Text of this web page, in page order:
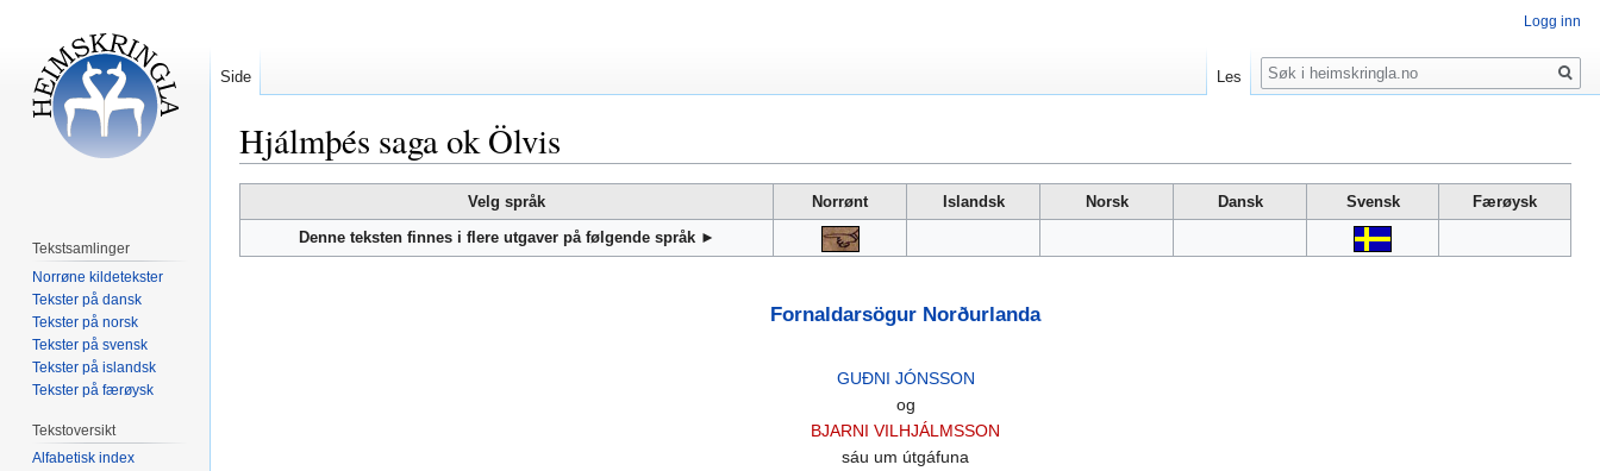
Hjálmþés saga ok Ölvis
til
navigering
til
Velg språk Norrønt Islandsk Norsk Dansk Svensk
Færøysk
Denne teksten finnes i flere utgaver på følgende språk ►
Fornaldarsögur Norðurlanda
GUÐNI JÓNSSON
og
BJARNI VILHJÁLMSSON
sáu um útgáfuna
Logg inn
Side Les
Søk
Tekstsamlinger
Norrøne kildetekster
Tekster på dansk
Tekster på norsk
Tekster på svensk
Tekster på islandsk
Tekster på færøysk
Tekstoversikt
Alfabetisk index